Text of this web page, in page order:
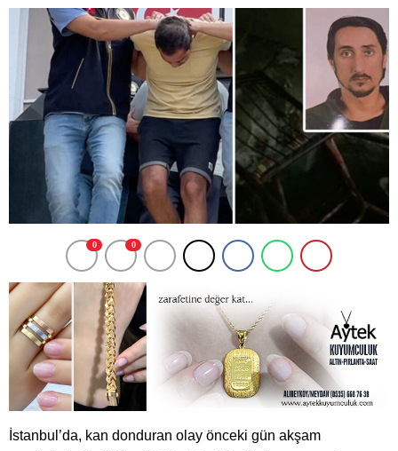
0 0
İstanbul’da, kan donduran olay önceki gün akşam